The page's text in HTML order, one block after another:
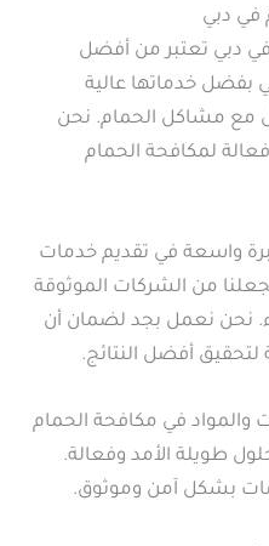
في دبي
دبي تعتبر من أفضل
بفضل خدماتها عالية
مع مشاكل الحمام. نحن
لمكافحة الحمام
واسعة في تقديم خدمات
من الشركات الموثوقة
نحن نعمل بجد لضمان أن
أفضل النتائج.
والمواد في مكافحة الحمام
طويلة الأمد وفعالة.
بشكل آمن وموثوق.